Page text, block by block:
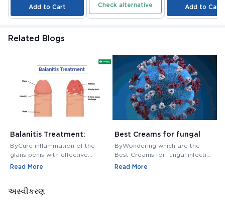
Add to Cart Check alternative Add to Cart
Related Blogs
Balanitis Treatment:
Medications, Antibiotics,
and Creams
ByCure inflammation of the
glans penis with effective
balanitis treatment. Discover
Read More
Best Creams for fungal
infection in private area -
Buy Cream Online
ByWondering which are the
Best Creams for fungal infection
in private area? Buy Fungal
Read More
અસ્વીકરણ